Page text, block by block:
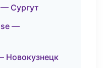
Сургут
—
Новокузнецк